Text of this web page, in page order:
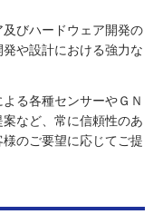
びハードウェア開発の
や設計における強力な
る各種センサーやＧＮ
など、常に信頼性のあ
のご要望に応じてご提